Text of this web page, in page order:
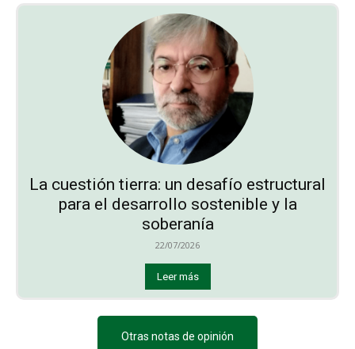
La cuestión tierra: un desafío estructural
para el desarrollo sostenible y la
soberanía
22/07/2026
Leer más
Otras notas de opinión